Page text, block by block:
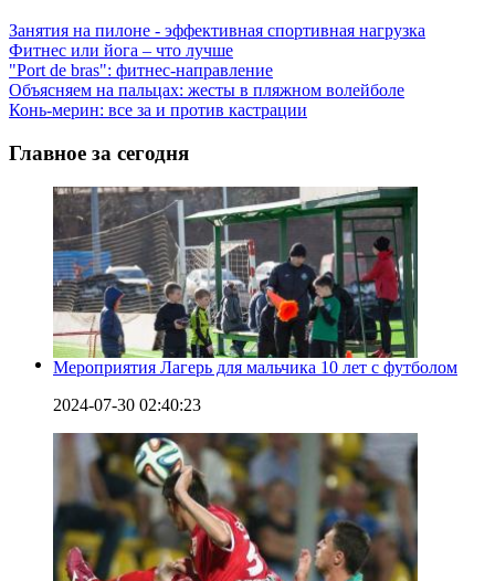
Занятия на пилоне - эффективная спортивная нагрузка
Фитнес или йога – что лучше
"Port de bras": фитнес-направление
Объясняем на пальцах: жесты в пляжном волейболе
Конь-мерин: все за и против кастрации
Главное за сегодня
Мероприятия Лагерь для мальчика 10 лет с футболом
2024-07-30 02:40:23